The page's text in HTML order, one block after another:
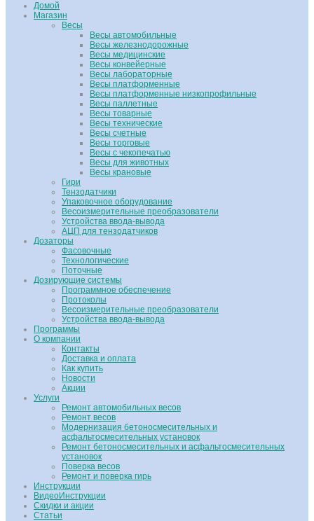
Домой
Магазин
Весы
Весы автомобильные
Весы железнодорожные
Весы медицинские
Весы конвейерные
Весы лабораторные
Весы платформенные
Весы платформенные низкопрофильные
Весы паллетные
Весы товарные
Весы технические
Весы счетные
Весы торговые
Весы с чекопечатью
Весы для животных
Весы крановые
Гири
Тензодатчики
Упаковочное оборудование
Весоизмерительные преобразователи
Устройства ввода-вывода
АЦП для тензодатчиков
Дозаторы
Фасовочные
Технологические
Поточные
Дозирующие системы
Программное обеспечение
Протоколы
Весоизмерительные преобразователи
Устройства ввода-вывода
Программы
О компании
Контакты
Доставка и оплата
Как купить
Новости
Акции
Услуги
Ремонт автомобильных весов
Ремонт весов
Модернизация бетоносмесительных и
асфальтосмесительных установок
Ремонт бетоносмесительных и асфальтосмесительных
установок
Поверка весов
Ремонт и поверка гирь
Инструкции
ВидеоИнструкции
Скидки и акции
Статьи